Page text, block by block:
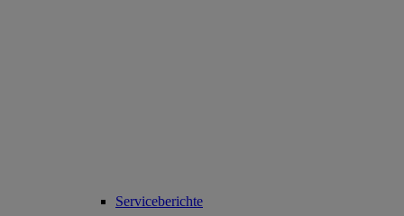
Serviceberichte